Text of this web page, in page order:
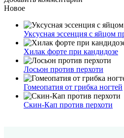
Новое
Уксусная эссенция с яйцом
Хилак форте при кандидозе
Лосьон против перхоти
Гомеопатия от грибка ногтей
Скин-Кап против перхоти